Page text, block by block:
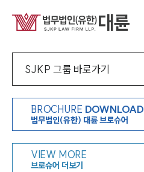
SJKP 그룹 바로가기
BROCHURE DOWNLOAD
법무법인(유한) 대륜 브로슈어
VIEW MORE
브로슈어 더보기